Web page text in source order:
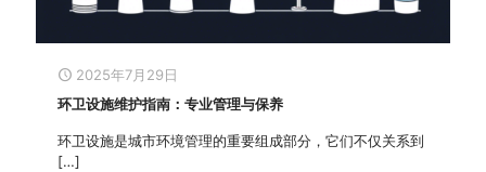
2025年7月29日
环卫设施维护指南：专业管理与保养
环卫设施是城市环境管理的重要组成部分，它们不仅关系到
[…]